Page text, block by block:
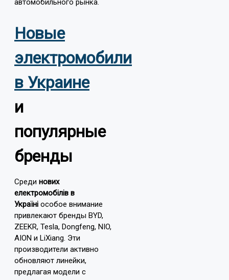
Новые
электромобили
в Украине
и
популярные
бренды
Среди нових
електромобілів в
Україні особое внимание
привлекают бренды BYD,
ZEEKR, Tesla, Dongfeng, NIO,
AION и LiXiang. Эти
производители активно
обновляют линейки,
предлагая модели с